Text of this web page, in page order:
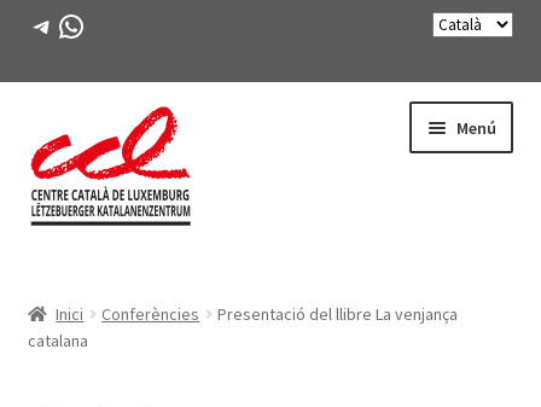
Telegram
WhatsApp
navegació
al
contingut
Menú
ACTIVITATS
Inici Conferències
Presentació del llibre La venjança
catalana